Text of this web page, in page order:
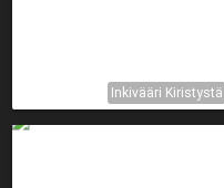
Inkivääri Kiristystä